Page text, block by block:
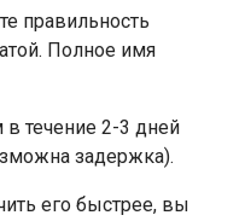
правильность
Полное имя
течение 2-3 дней
задержка).
его быстрее, вы